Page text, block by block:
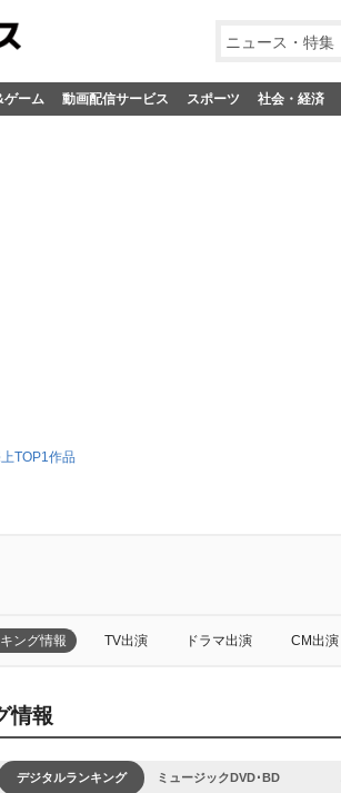
ニュース・特集
ゲーム 動画配信サービス スポーツ 社会・経済
TOP1作品
ング情報 TV出演 ドラマ出演 CM出演
情報
デジタルランキング ミュージックDVD･BD